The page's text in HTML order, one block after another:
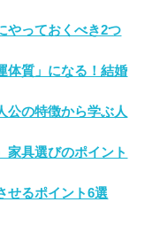
やっておくべき2つ
体質」になる！結婚
公の特徴から学ぶ人
家具選びのポイント
せるポイント6選